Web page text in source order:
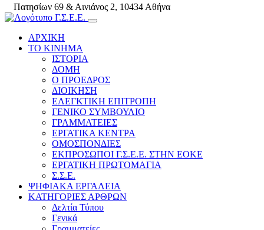
Πατησίων 69 & Αινιάνος 2, 10434 Αθήνα
ΑΡΧΙΚΗ
ΤΟ ΚΙΝΗΜΑ
ΙΣΤΟΡΙΑ
ΔΟΜΗ
Ο ΠΡΟΕΔΡΟΣ
ΔΙΟΙΚΗΣΗ
ΕΛΕΓΚΤΙΚΗ ΕΠΙΤΡΟΠΗ
ΓΕΝΙΚΟ ΣΥΜΒΟΥΛΙΟ
ΓΡΑΜΜΑΤΕΙΕΣ
ΕΡΓΑΤΙΚΑ ΚΕΝΤΡΑ
ΟΜΟΣΠΟΝΔΙΕΣ
ΕΚΠΡΟΣΩΠΟΙ Γ.Σ.Ε.Ε. ΣΤΗΝ ΕΟΚΕ
ΕΡΓΑΤΙΚΗ ΠΡΩΤΟΜΑΓΙΑ
Σ.Σ.Ε.
ΨΗΦΙΑΚΑ ΕΡΓΑΛΕΙΑ
ΚΑΤΗΓΟΡΙΕΣ ΑΡΘΡΩΝ
Δελτία Τύπου
Γενικά